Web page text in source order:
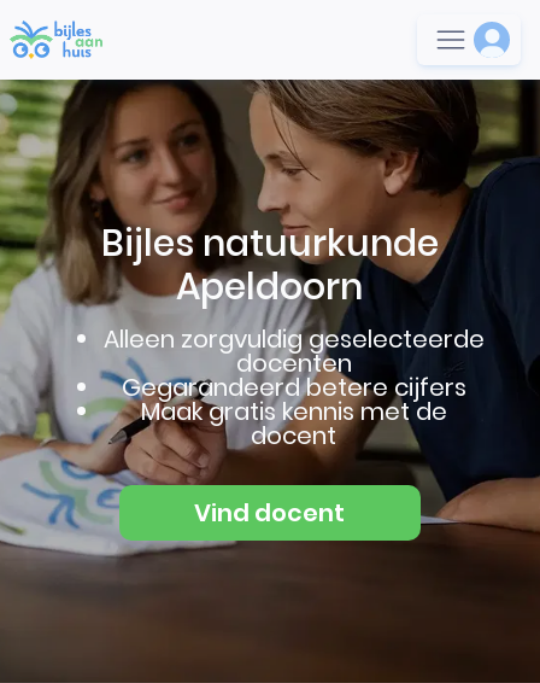
Bijles natuurkunde
Apeldoorn
Alleen zorgvuldig geselecteerde
docenten
Gegarandeerd betere cijfers
Maak gratis kennis met de
docent
Vind docent